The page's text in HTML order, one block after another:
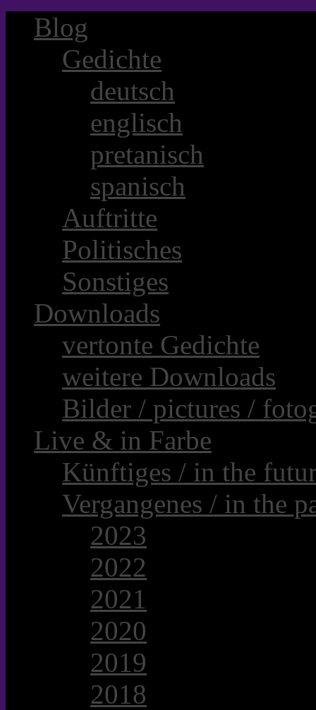
Blog
Gedichte
deutsch
englisch
pretanisch
spanisch
Auftritte
Politisches
Sonstiges
Downloads
vertonte Gedichte
weitere Downloads
Bilder / pictures /
Live & in Farbe
Künftiges / in the
Vergangenes / in the
2023
2022
2021
2020
2019
2018